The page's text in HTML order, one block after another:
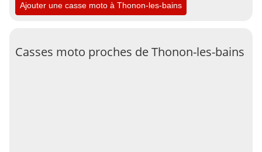
Ajouter une casse moto à Thonon-les-bains
Casses moto proches de Thonon-les-bains